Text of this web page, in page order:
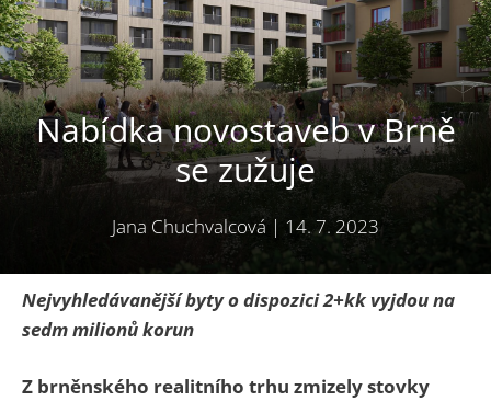
Nabídka novostaveb v Brně
se zužuje
Jana Chuchvalcová | 14. 7. 2023
Nejvyhledávanější byty o dispozici 2+kk vyjdou na
sedm milionů korun
Z brněnského realitního trhu zmizely stovky